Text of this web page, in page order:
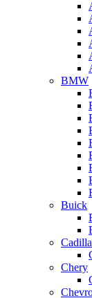
BMW
Buick
Chery